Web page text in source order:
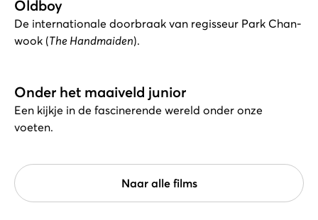
Oldboy
De internationale doorbraak van regisseur Park Chan-
wook (The Handmaiden).
Onder het maaiveld junior
Een kijkje in de fascinerende wereld onder onze
voeten.
Naar alle films